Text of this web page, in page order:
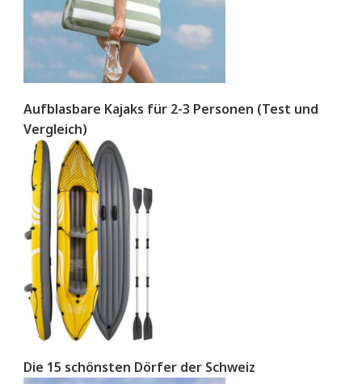
Aufblasbare Kajaks für 2-3 Personen (Test und
Vergleich)
Die 15 schönsten Dörfer der Schweiz